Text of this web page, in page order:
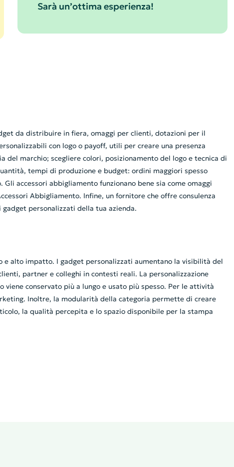
Sarà un’ottima esperienza!
da distribuire in fiera, omaggi per clienti, dotazioni per il
con logo o payoff, utili per creare una presenza
del marchio; scegliere colori, posizionamento del logo e tecnica di
tempi di produzione e budget: ordini maggiori spesso
accessori abbigliamento funzionano bene sia come omaggi
Abbigliamento. Infine, un fornitore che offre consulenza
personalizzati della tua azienda.
e alto impatto. I gadget personalizzati aumentano la visibilità del
partner e colleghi in contesti reali. La personalizzazione
conservato più a lungo e usato più spesso. Per le attività
Inoltre, la modularità della categoria permette di creare
la qualità percepita e lo spazio disponibile per la stampa